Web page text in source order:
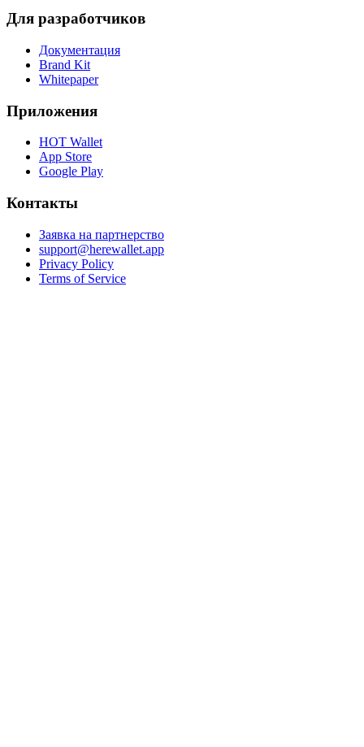
Для разработчиков
Документация
Brand Kit
Whitepaper
Приложения
HOT Wallet
App Store
Google Play
Контакты
Заявка на партнерство
support@herewallet.app
Privacy Policy
Terms of Service